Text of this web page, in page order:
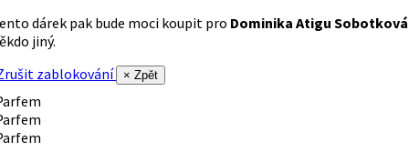
dárek pak bude moci koupit pro Dominika Atigu Sobotková
jiný.
zablokování
× Zpět